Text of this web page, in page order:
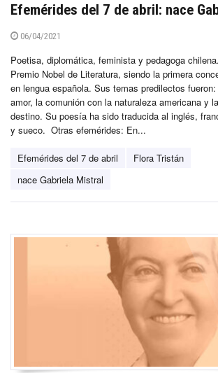
Efemérides del 7 de abril: nace
06/04/2021
Poetisa, diplomática, feminista y pedagoga
Premio Nobel de Literatura, siendo la primera
en lengua española. Sus temas predilectos
amor, la comunión con la naturaleza americana y
destino. Su poesía ha sido traducida al inglés,
y sueco. Otras efemérides: En...
Efemérides del 7 de abril
Flora Tristán
nace Gabriela Mistral